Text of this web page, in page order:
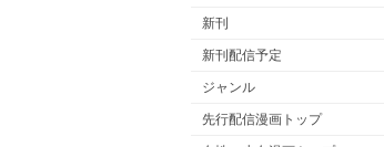
新刊
新刊配信予定
ジャンル
先行配信漫画トップ